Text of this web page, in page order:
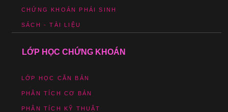
CHỨNG KHOÁN PHÁI SINH
SÁCH - TÀI LIỆU
LỚP HỌC CHỨNG KHOÁN
LỚP HỌC CĂN BẢN
PHÂN TÍCH CƠ BẢN
PHÂN TÍCH KỸ THUẬT